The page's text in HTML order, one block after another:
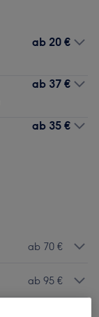
ab 20 €
ab 37 €
ab 35 €
ab 70 €
ab 95 €